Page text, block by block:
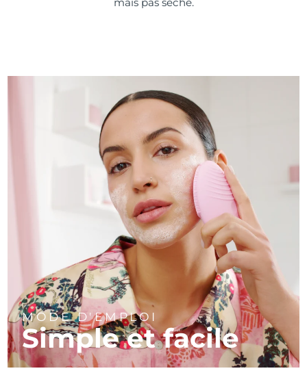
MODE D'EMPLOI
Simple et facile